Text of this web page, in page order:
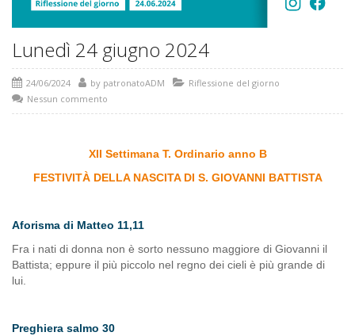
Lunedì 24 giugno 2024
24/06/2024 by patronatoADM
Riflessione del giorno
Nessun commento
XII Settimana T. Ordinario anno B
FESTIVITÀ DELLA NASCITA DI S. GIOVANNI BATTISTA
Aforisma di Matteo 11,11
Fra i nati di donna non è sorto nessuno maggiore di Giovanni il
Battista; eppure il più piccolo nel regno dei cieli è più grande di
lui.
Preghiera salmo 30